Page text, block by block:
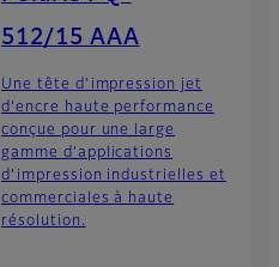
512/15 AAA
Une tête d’impression jet
d’encre haute performance
conçue pour une large
gamme d’applications
d’impression industrielles et
commerciales à haute
résolution.